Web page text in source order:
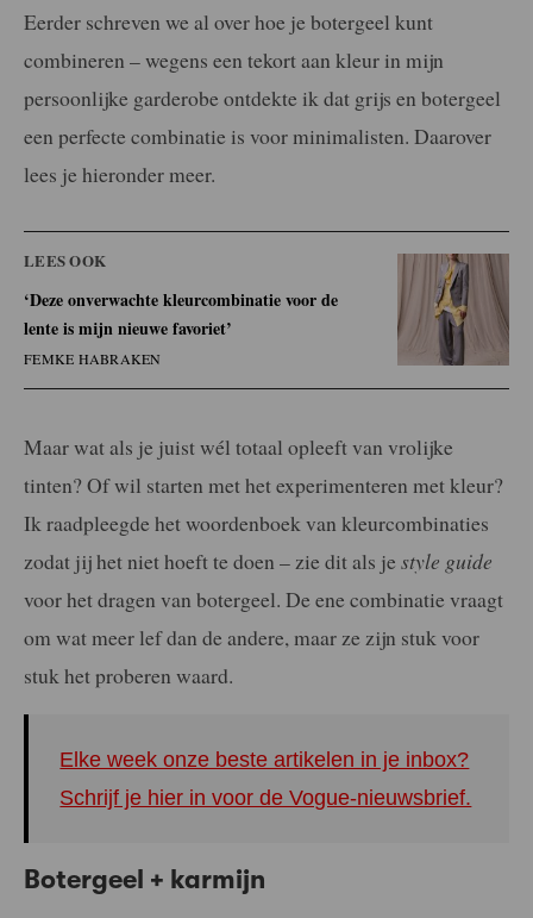
Eerder schreven we al over hoe je botergeel kunt
combineren – wegens een tekort aan kleur in mijn
persoonlijke garderobe ontdekte ik dat grijs en botergeel
een perfecte combinatie is voor minimalisten. Daarover
lees je hieronder meer.
LEES OOK
‘Deze onverwachte kleurcombinatie voor de
lente is mijn nieuwe favoriet’
FEMKE HABRAKEN
Maar wat als je juist wél totaal opleeft van vrolijke
tinten? Of wil starten met het experimenteren met kleur?
Ik raadpleegde het woordenboek van kleurcombinaties
zodat jij het niet hoeft te doen – zie dit als je style guide
voor het dragen van botergeel. De ene combinatie vraagt
om wat meer lef dan de andere, maar ze zijn stuk voor
stuk het proberen waard.
Elke week onze beste artikelen in je inbox?
Schrijf je hier in voor de Vogue-nieuwsbrief.
Botergeel + karmijn